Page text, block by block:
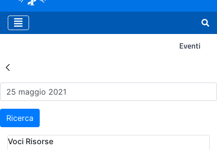
Eventi
Risultati della Ricerca -
Ricerca
Voci Risorse